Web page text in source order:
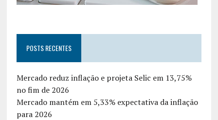
POSTS RECENTES
Mercado reduz inflação e projeta Selic em 13,75%
no fim de 2026
Mercado mantém em 5,33% expectativa da inflação
para 2026